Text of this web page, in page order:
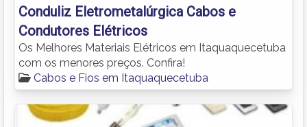
Conduliz Eletrometalúrgica Cabos e
Condutores Elétricos
Os Melhores Materiais Elétricos em Itaquaquecetuba
com os menores preços. Confira!
Cabos e Fios em Itaquaquecetuba